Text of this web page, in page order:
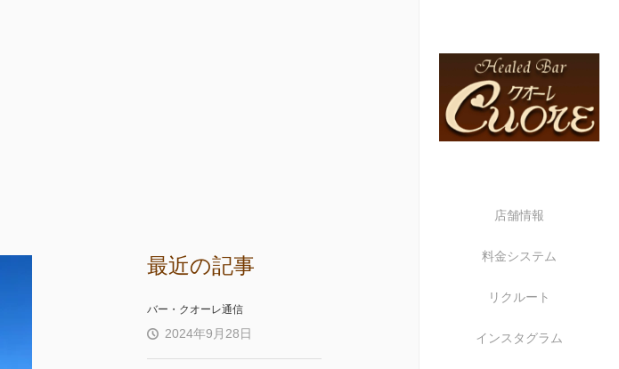
店舗情報
料金システム
リクルート
インスタグラム
最近の記事
バー・クオーレ通信
2024年9月28日